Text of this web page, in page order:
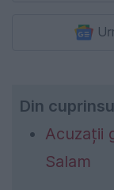
Din
Acuzații
Salam